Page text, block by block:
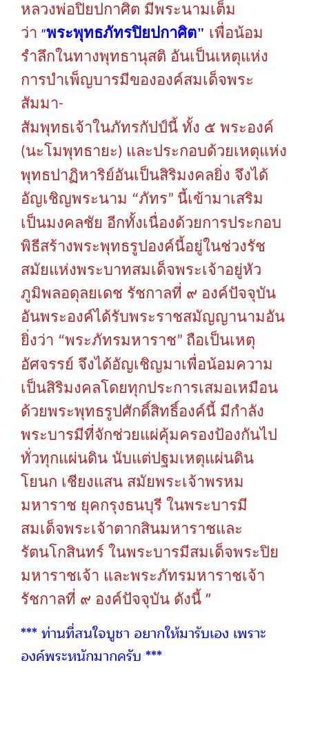
หลวงพ่อปิยปกาศิต มีพระนามเต็ม
ว่า "พระพุทธภัทรปิยปกาศิต" เพื่อน้อม
รำลึกในทางพุทธานุสติ อันเป็นเหตุแห่ง
การบำเพ็ญบารมีขององค์สมเด็จพระ
สัมมา-
สัมพุทธเจ้าในภัทรกัปป์นี้ ทั้ง ๕ พระองค์
(นะโมพุทธายะ) และประกอบด้วยเหตุแห่ง
พุทธปาฏิหาริย์อันเป็นสิริมงคลยิ่ง จึงได้
อัญเชิญพระนาม “ภัทร” นี้เข้ามาเสริม
เป็นมงคลชัย อีกทั้งเนื่องด้วยการประกอบ
พิธีสร้างพระพุทธรูปองค์นี้อยู่ในช่วงรัช
สมัยแห่งพระบาทสมเด็จพระเจ้าอยู่หัว
ภูมิพลอดุลยเดช รัชกาลที่ ๙ องค์ปัจจุบัน
อันพระองค์ได้รับพระราชสมัญญานามอัน
ยิ่งว่า “พระภัทรมหาราช” ถือเป็นเหตุ
อัศจรรย์ จึงได้อัญเชิญมาเพื่อน้อมความ
เป็นสิริมงคลโดยทุกประการเสมอเหมือน
ด้วยพระพุทธรูปศักดิ์สิทธิ์องค์นี้ มีกำลัง
พระบารมีที่จักช่วยแผ่คุ้มครองป้องกันไป
ทั่วทุกแผ่นดิน นับแต่ปฐมเหตุแผ่นดิน
โยนก เชียงแสน สมัยพระเจ้าพรหม
มหาราช ยุคกรุงธนบุรี ในพระบารมี
สมเด็จพระเจ้าตากสินมหาราชและ
รัตนโกสินทร์ ในพระบารมีสมเด็จพระปิย
มหาราชเจ้า และพระภัทรมหาราชเจ้า
รัชกาลที่ ๙ องค์ปัจจุบัน ดังนี้ "
*** ท่านที่สนใจบูชา อยากให้มารับเอง เพราะ
องค์พระหนักมากครับ ***